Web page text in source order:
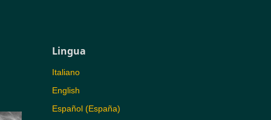
Lingua
Italiano
English
Español (España)